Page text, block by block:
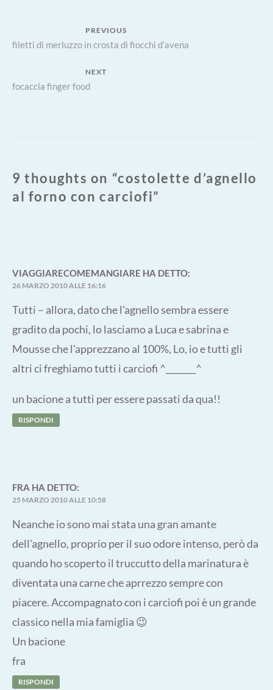
Navigazione
articoli
PREVIOUS
Previous
filetti di merluzzo in crosta di fiocchi d’avena
NEXT
Next
focaccia finger food
9 thoughts on “costolette d’agnello
al forno con carciofi”
VIAGGIARECOMEMANGIARE HA DETTO:
26 MARZO 2010 ALLE 16:16
Tutti – allora, dato che l'agnello sembra essere
gradito da pochi, lo lasciamo a Luca e sabrina e
Mousse che l'apprezzano al 100%, Lo, io e tutti gli
altri ci freghiamo tutti i carciofi ^_______^
un bacione a tutti per essere passati da qua!!
RISPONDI
FRA HA DETTO:
25 MARZO 2010 ALLE 10:58
Neanche io sono mai stata una gran amante
dell'agnello, proprio per il suo odore intenso, però da
quando ho scoperto il truccutto della marinatura è
diventata una carne che aprrezzo sempre con
piacere. Accompagnato con i carciofi poi è un grande
classico nella mia famiglia 😉
Un bacione
fra
RISPONDI